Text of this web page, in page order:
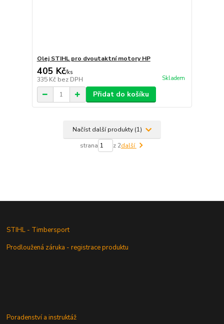
Olej STIHL pro dvoutaktní motory HP
405 Kč/ks
335 Kč bez DPH Skladem
Přidat do košíku
Načíst další produkty (1)
strana z 2další
STIHL - Timbersport
Prodloužená záruka - registrace produktu
Poradenství a instruktáž